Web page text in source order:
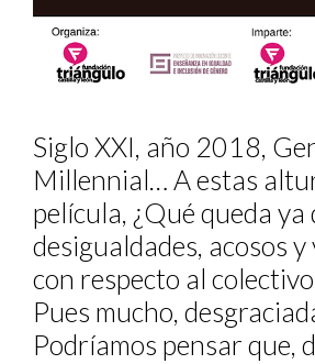
Siglo XXI, año 2018,
Millennial… A estas
película, ¿Qué queda ya
desigualdades, acosos
con respecto al
Pues mucho,
Podríamos pensar que,